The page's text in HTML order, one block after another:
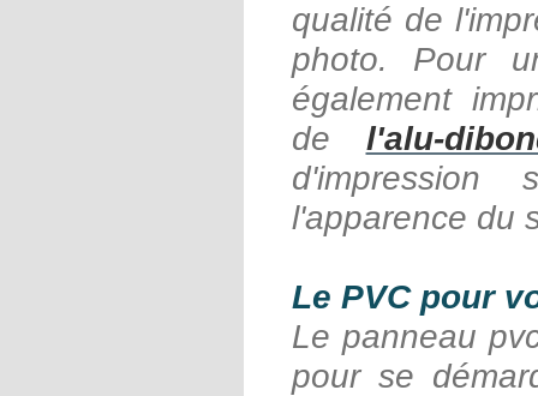
qualité de
photo. Pour
également
de l'alu-
d'impression
l'apparence du
Le PVC pour
Le panneau
pour se